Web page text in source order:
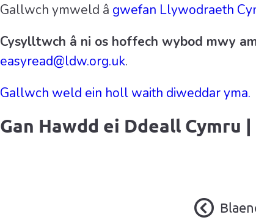
Gallwch ymweld â gwefan Llywodraeth
Cysylltwch â ni os hoffech wybod mwy
easyread@ldw.org.uk.
Gallwch weld ein holl waith diweddar yma.
Gan Hawdd ei Ddeall Cymru |